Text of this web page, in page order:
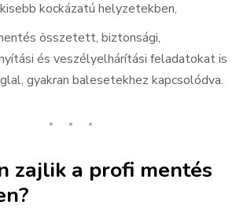
kockázatú helyzetekben,
összetett, biztonsági,
és veszélyelhárítási feladatokat is
gyakran balesetekhez kapcsolódva.
zajlik a profi mentés